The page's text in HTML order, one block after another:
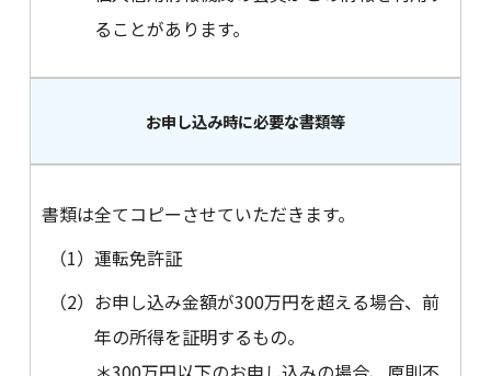
ることがあります。
お申し込み時に必要な書類等
書類は全てコピーさせていただきます。
（1） 運転免許証
（2） お申し込み金額が300万円を超える場合、前
年の所得を証明するもの。